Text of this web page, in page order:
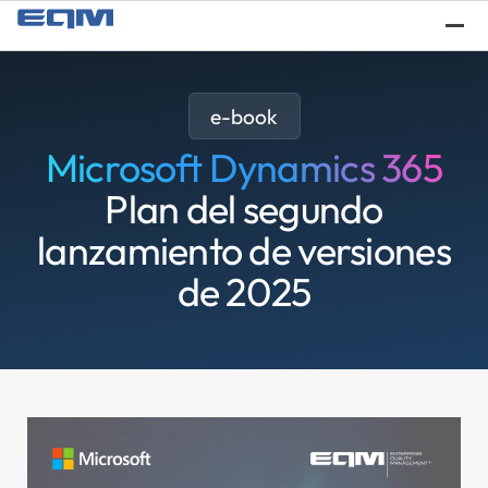
e-book
Microsoft Dynamics 365
Plan del segundo
lanzamiento de versiones
de 2025